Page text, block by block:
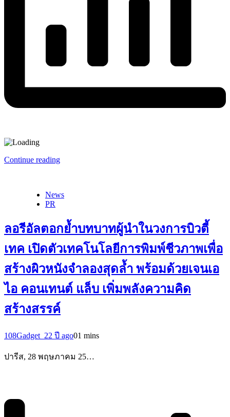
Continue reading
News
PR
ลอรีอัลตอกย้ำบทบาทผู้นำในวงการบิวตี้
เทค เปิดตัวเทคโนโลยีการพิมพ์ชีวภาพเพื่อ
สร้างผิวหนังจำลองสุดล้ำ พร้อมด้วยเจนเอ
ไอ คอนเทนต์ แล็บ เพิ่มพลังความคิด
สร้างสรรค์
108Gadget_22 ปี ago01 mins
ปารีส, 28 พฤษภาคม 25…